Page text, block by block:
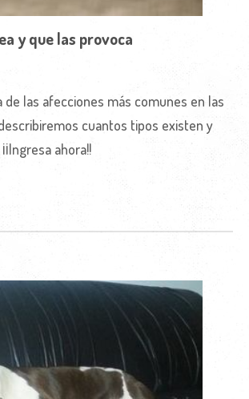
y que las provoca
de las afecciones más comunes en las
cuantos tipos existen y
ahora!!